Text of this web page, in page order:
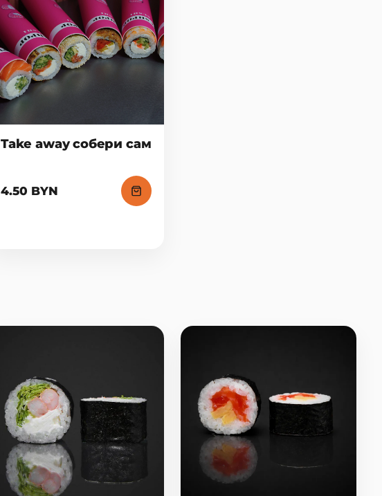
Take away собери сам
4.50 BYN